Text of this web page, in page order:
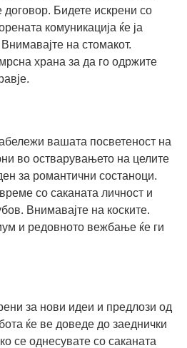
договор. Бидете искрени со
комуникација ќе ја
на стомакот.
храна за да го одржите
вашата посветеност на
во остварувањето на целите
за романтични состаноци.
со саканата личност и
Внимавајте на коските.
и редовното вежбање ќе ги
за нови идеи и предлози од
ќе ве доведе до заеднички
се однесувате со саканата